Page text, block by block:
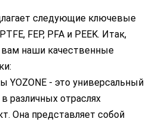
следующие ключевые
FEP, PFA и PEEK. Итак,
наши качественные
YOZONE - это универсальный
различных отраслях
Она представляет собой